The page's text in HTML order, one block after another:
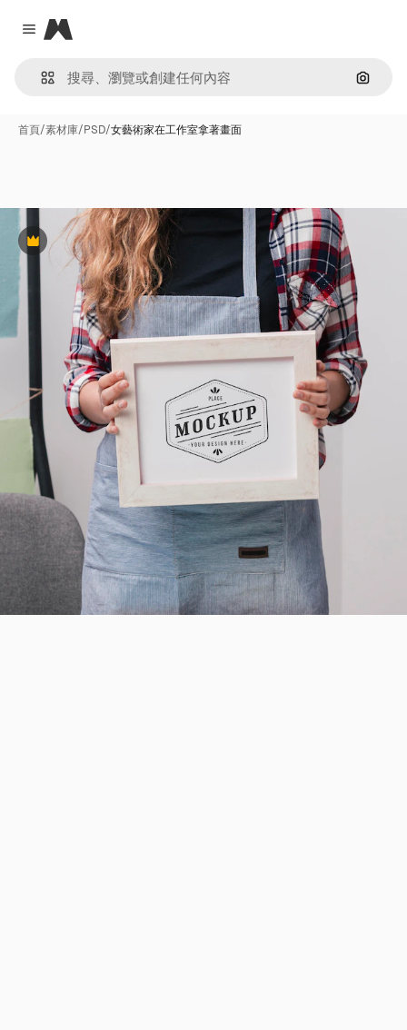
Close menu
Magnific
通過圖
首頁/素材庫/PSD/女藝術家在工作室拿著畫面
Premium